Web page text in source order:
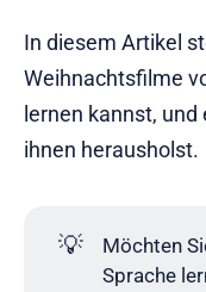
In diesem Artikel
Weihnachtsfilme
lernen kannst, und
ihnen herausholst.
💡
Möchten
Sprache